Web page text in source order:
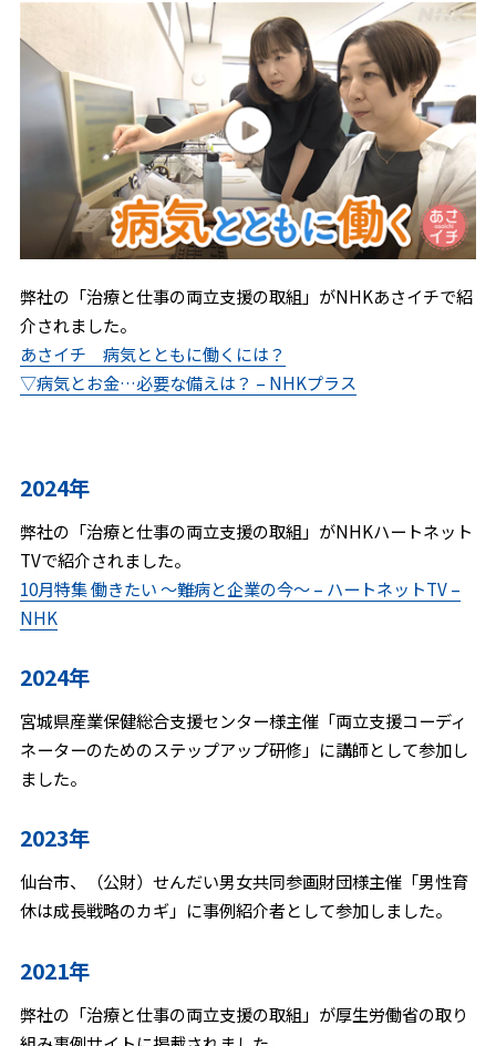
弊社の「治療と仕事の両立支援の取組」がNHKあさイチで紹
介されました。
あさイチ 病気とともに働くには？
▽病気とお金…必要な備えは？ – NHKプラス
2024年
弊社の「治療と仕事の両立支援の取組」がNHKハートネット
TVで紹介されました。
10月特集 働きたい 〜難病と企業の今〜 – ハートネットTV –
NHK
2024年
宮城県産業保健総合支援センター様主催「両立支援コーディ
ネーターのためのステップアップ研修」に講師として参加し
ました。
2023年
仙台市、（公財）せんだい男女共同参画財団様主催「男性育
休は成長戦略のカギ」に事例紹介者として参加しました。
2021年
弊社の「治療と仕事の両立支援の取組」が厚生労働省の取り